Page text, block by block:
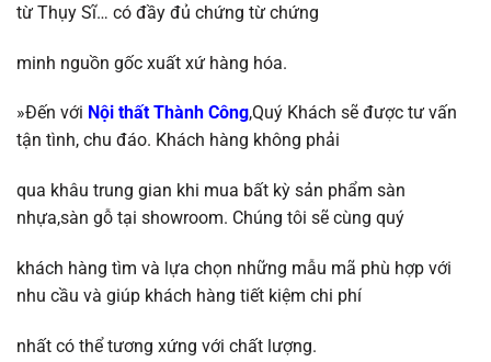
từ Thụy Sĩ… có đầy đủ chứng từ chứng
minh nguồn gốc xuất xứ hàng hóa.
»Đến với Nội thất Thành Công,Quý Khách sẽ được tư vấn
tận tình, chu đáo. Khách hàng không phải
qua khâu trung gian khi mua bất kỳ sản phẩm sàn
nhựa,sàn gỗ tại showroom. Chúng tôi sẽ cùng quý
khách hàng tìm và lựa chọn những mẫu mã phù hợp với
nhu cầu và giúp khách hàng tiết kiệm chi phí
nhất có thể tương xứng với chất lượng.